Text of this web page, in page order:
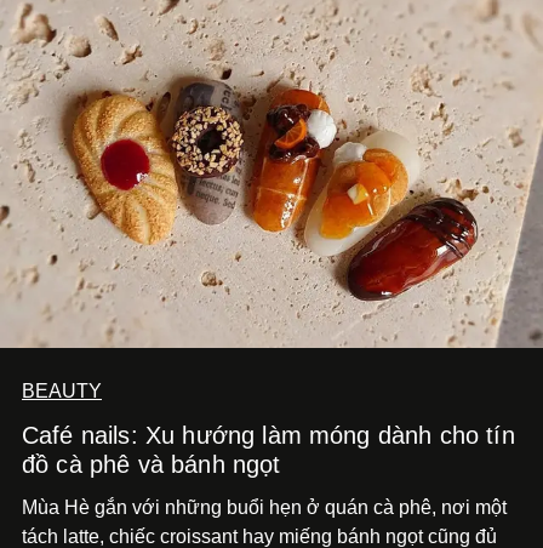
BEAUTY
Café nails: Xu hướng làm móng dành cho tín
đồ cà phê và bánh ngọt
Mùa Hè gắn với những buổi hẹn ở quán cà phê, nơi một
tách latte, chiếc croissant hay miếng bánh ngọt cũng đủ